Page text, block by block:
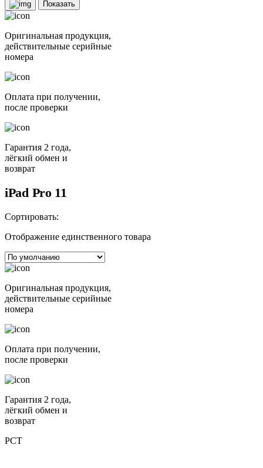
Показать
Оригинальная продукция,
действительные серийные
номера
Оплата при получении,
после проверки
Гарантия 2 года,
лёгкий обмен и
возврат
iPad Pro 11
Сортировать:
Отображение единственного товара
Оригинальная продукция,
действительные серийные
номера
Оплата при получении,
после проверки
Гарантия 2 года,
лёгкий обмен и
возврат
РСТ